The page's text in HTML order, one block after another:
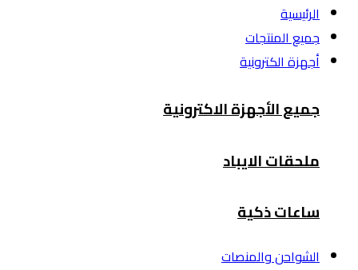
الرئيسية
جميع المنتجات
أجهزة الكترونية
جميع الأجهزة الاكترونية
ملحقات الايباد
ساعات ذكية
الشواحن والمنصات